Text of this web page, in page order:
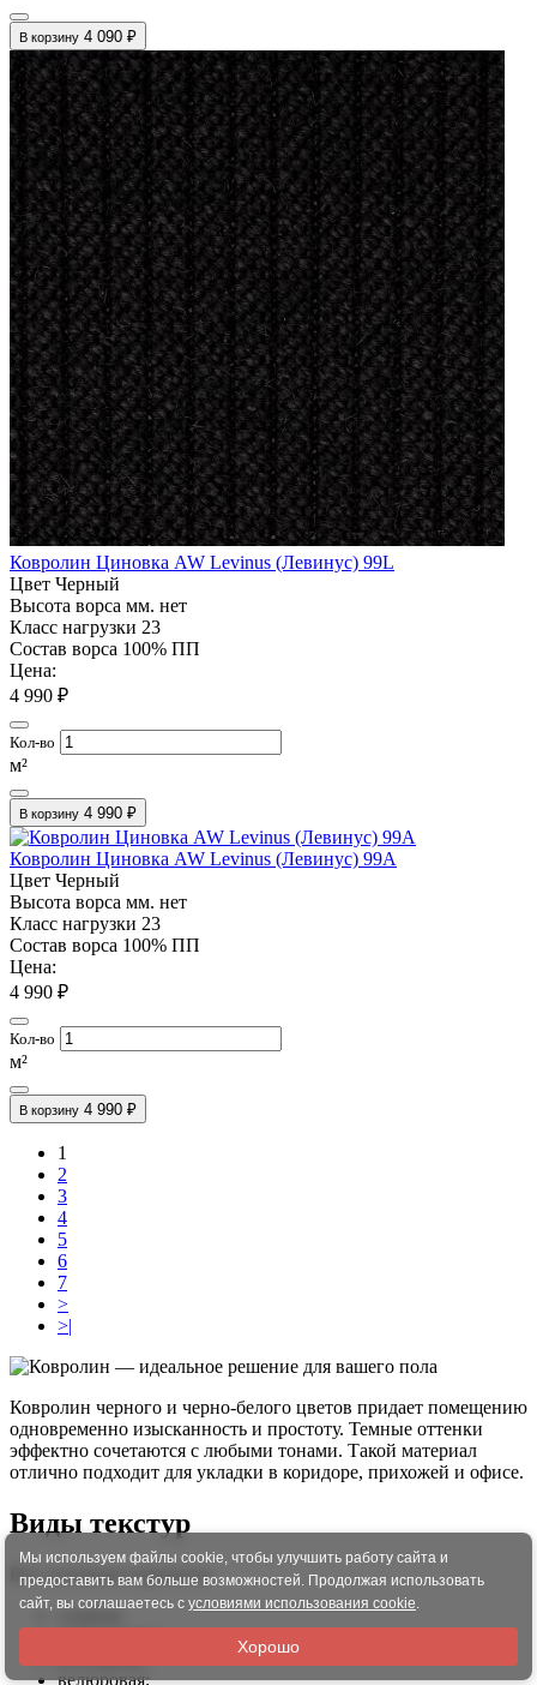
В корзину 4 090 ₽
Ковролин Циновка AW Levinus (Левинус) 99L
Цвет Черный
Высота ворса мм. нет
Класс нагрузки 23
Состав ворса 100% ПП
Цена:
4 990 ₽
Кол-во
м²
В корзину 4 990 ₽
Ковролин Циновка AW Levinus (Левинус) 99A
Цвет Черный
Высота ворса мм. нет
Класс нагрузки 23
Состав ворса 100% ПП
Цена:
4 990 ₽
Кол-во
м²
В корзину 4 990 ₽
1
2
3
4
5
6
7
>
>|
Ковролин черного и черно-белого цветов придает помещению
одновременно изысканность и простоту. Темные оттенки
эффектно сочетаются с любыми тонами. Такой материал
отлично подходит для укладки в коридоре, прихожей и офисе.
Виды текстур
Вот основные варианты:
гладкая;
велюровая;
Мы используем файлы cookie, чтобы улучшить работу сайта и
предоставить вам больше возможностей. Продолжая использовать
сайт, вы соглашаетесь с условиями использования cookie.
Хорошо